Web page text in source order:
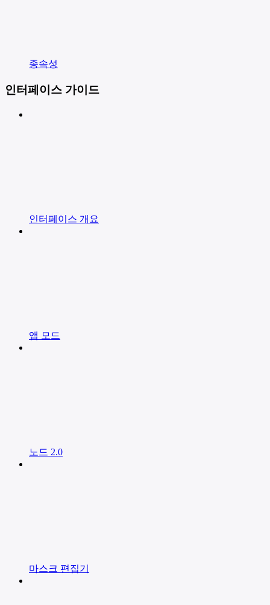
종속성
인터페이스 가이드
인터페이스 개요
앱 모드
노드 2.0
마스크 편집기